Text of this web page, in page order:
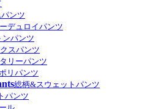
ンツ
デュロイパンツ
ンパンツ
スパンツ
リーパンツ
リパンツ
総柄&スウェットパンツ
パンツ